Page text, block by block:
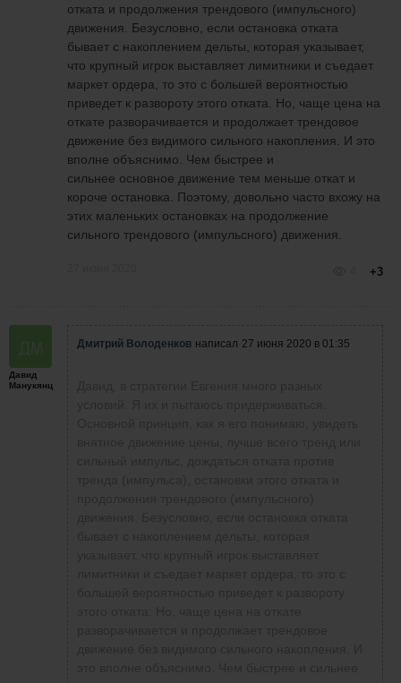
отката и продолжения трендового (импульсного)
движения. Безусловно, если остановка отката
бывает с накоплением дельты, которая указывает,
что крупный игрок выставляет лимитники и съедает
маркет ордера, то это с большей вероятностью
приведет к развороту этого отката. Но, чаще цена на
откате разворачивается и продолжает трендовое
движение без видимого сильного накопления. И это
вполне объяснимо. Чем быстрее и
сильнее основное движение тем меньше откат и
короче остановка. Поэтому, довольно часто вхожу на
этих маленьких остановках на продолжение
сильного трендового (импульсного) движения.
+3
Давид
Манукянц
Дмитрий Володенков написал 27 июня 2020 в 01:35